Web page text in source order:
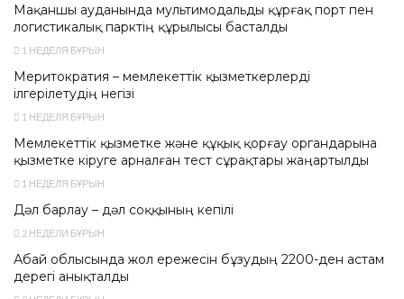
Мақаншы ауданында мультимодальды құрғақ порт пен
логистикалық парктің құрылысы басталды
1 НЕДЕЛЯ БҰРЫН
Меритократия – мемлекеттік қызметкерлерді
ілгерілетудің негізі
1 НЕДЕЛЯ БҰРЫН
Мемлекеттік қызметке және құқық қорғау органдарына
қызметке кіруге арналған тест сұрақтары жаңартылды
1 НЕДЕЛЯ БҰРЫН
Дәл барлау – дәл соққының кепілі
2 НЕДЕЛИ БҰРЫН
Абай облысында жол ережесін бұзудың 2200-ден астам
дерегі анықталды